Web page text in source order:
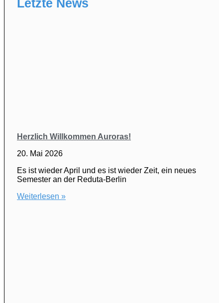
Letzte News
Herzlich Willkommen Auroras!
20. Mai 2026
Es ist wieder April und es ist wieder Zeit, ein neues
Semester an der Reduta-Berlin
Weiterlesen »